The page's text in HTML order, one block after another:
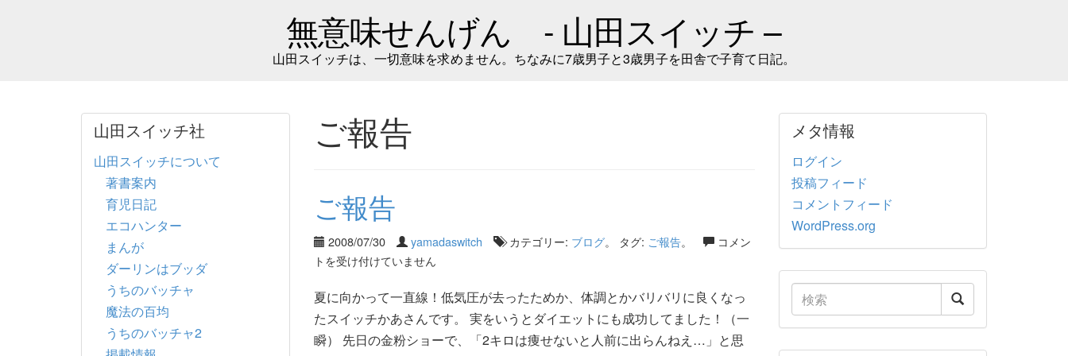
無意味せんげん - 山田スイッチ –
山田スイッチは、一切意味を求めません。ちなみに7歳男子と3歳男子を田舎で子育て日記。
ご報告
ご報告
2008/07/30 yamadaswitch カテゴリー: ブログ。 タグ: ご報告。
コメン
トを受け付けていません
夏に向かって一直線！低気圧が去ったためか、体調とかバリバリに良くなっ
たスイッチかあさんです。 実をいうとダイエットにも成功してました！（一
瞬） 先日の金粉ショーで、「2キロは痩せないと人前に出らんねえ…」と思
山田スイッチ社
山田スイッチについて
著書案内
育児日記
エコハンター
まんが
ダーリンはブッダ
うちのバッチャ
魔法の百均
うちのバッチャ2
メタ情報
ログイン
投稿フィード
コメントフィード
WordPress.org